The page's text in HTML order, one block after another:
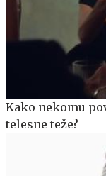
Kako nekomu
telesne teže?